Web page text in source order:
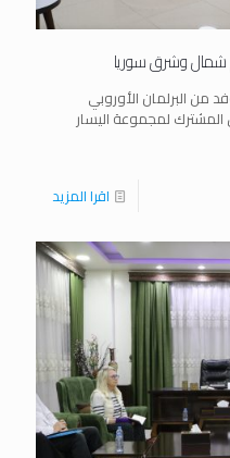
شمال وشرق سوريا
اليوم السبت 31 أيار 2025، وفد من البرلمان الأوروبي
المشترك لمجموعة اليسار
اقرا المزيد